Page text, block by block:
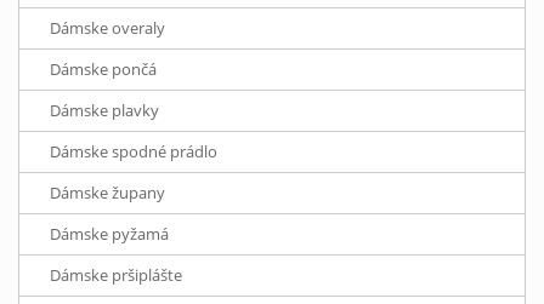
Dámske overaly
Dámske pončá
Dámske plavky
Dámske spodné prádlo
Dámske župany
Dámske pyžamá
Dámske pršiplášte